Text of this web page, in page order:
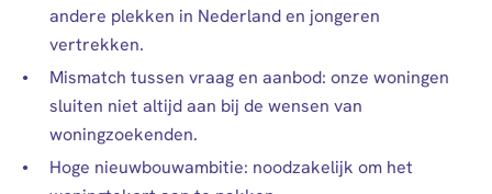
andere plekken in Nederland en jongeren
vertrekken.
Mismatch tussen vraag en aanbod: onze woningen
sluiten niet altijd aan bij de wensen van
woningzoekenden.
Hoge nieuwbouwambitie: noodzakelijk om het